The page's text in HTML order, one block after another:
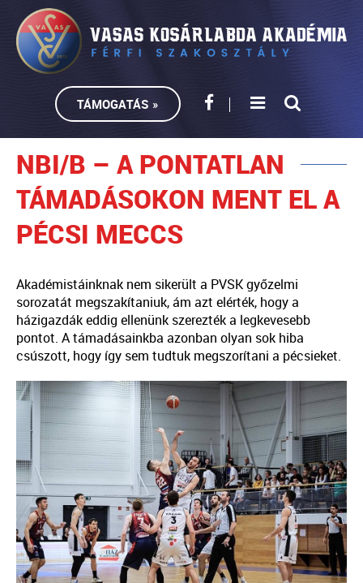
TÁMOGATÁS »
NBI/B – A PONTATLAN
TÁMADÁSOKON MENT EL A
PÉCSI MECCS
Akadémistáinknak nem sikerült a PVSK győzelmi
sorozatát megszakítaniuk, ám azt elérték, hogy a
házigazdák eddig ellenünk szerezték a legkevesebb
pontot. A támadásainkba azonban olyan sok hiba
csúszott, hogy így sem tudtuk megszorítani a pécsieket.